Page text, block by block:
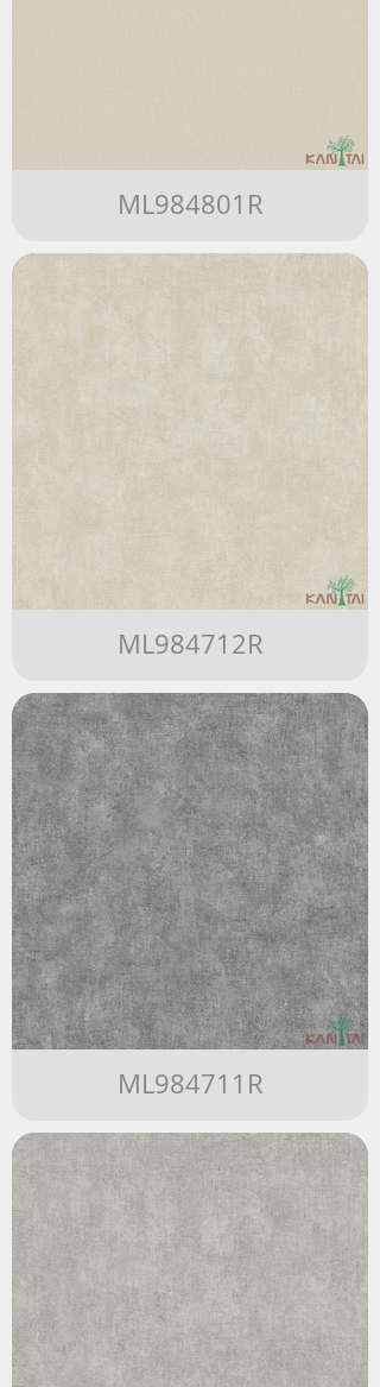
ML984801R
ML984712R
ML984711R